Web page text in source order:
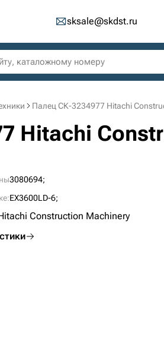
sksale@skdst.ru
Палец СК-3234977 Hitachi
Hitachi
3080694;
EX3600LD-6;
Construction Machinery